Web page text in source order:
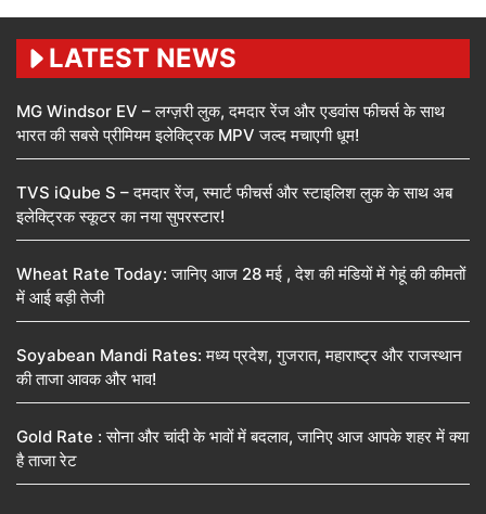
LATEST NEWS
MG Windsor EV – लग्ज़री लुक, दमदार रेंज और एडवांस फीचर्स के साथ
भारत की सबसे प्रीमियम इलेक्ट्रिक MPV जल्द मचाएगी धूम!
TVS iQube S – दमदार रेंज, स्मार्ट फीचर्स और स्टाइलिश लुक के साथ अब
इलेक्ट्रिक स्कूटर का नया सुपरस्टार!
Wheat Rate Today: जानिए आज 28 मई , देश की मंडियों में गेहूं की कीमतों
में आई बड़ी तेजी
Soyabean Mandi Rates: मध्य प्रदेश, गुजरात, महाराष्ट्र और राजस्थान
की ताजा आवक और भाव!
Gold Rate : सोना और चांदी के भावों में बदलाव, जानिए आज आपके शहर में क्या
है ताजा रेट